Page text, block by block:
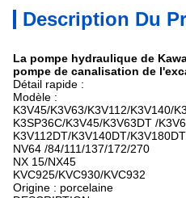
Description Du
La pompe hydraulique de
pompe de canalisation de
Détail rapide :
Modèle :
K3V45/K3V63/K3V112/K3V140/
K3SP36C/K3V45/K3V63DT /
K3V112DT/K3V140DT/
NV64 /84/111/137/172/270
NX 15/NX45
KVC925/KVC930/KVC932
Origine : porcelaine